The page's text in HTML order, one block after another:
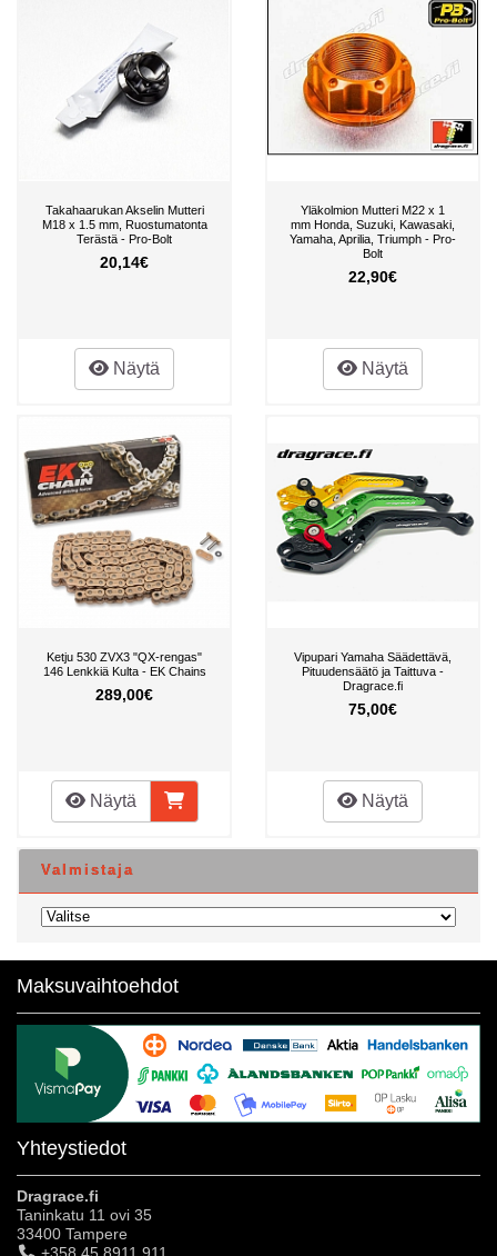
Takahaarukan Akselin Mutteri
M18 x 1.5 mm, Ruostumatonta
Terästä - Pro-Bolt
20,14€
Näytä
Yläkolmion Mutteri M22 x 1
mm Honda, Suzuki, Kawasaki,
Yamaha, Aprilia, Triumph - Pro-
Bolt
22,90€
Näytä
Ketju 530 ZVX3 "QX-rengas"
146 Lenkkiä Kulta - EK Chains
289,00€
Näytä
Vipupari Yamaha Säädettävä,
Pituudensäätö ja Taittuva -
Dragrace.fi
75,00€
Näytä
Valmistaja
Maksuvaihtoehdot
Yhteystiedot
Dragrace.fi
Taninkatu 11 ovi 35
33400 Tampere
+358 45 8911 911